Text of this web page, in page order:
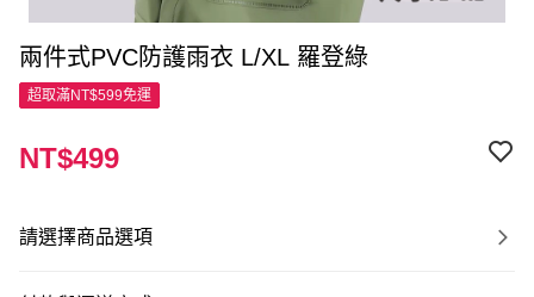
兩件式PVC防護雨衣 L/XL 羅登綠
超取滿NT$599免運
NT$499
請選擇商品選項